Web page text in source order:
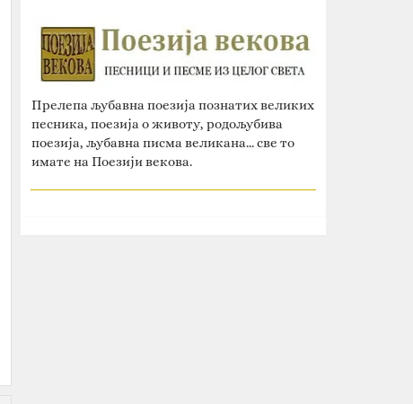
Прелепа љубавна поезија познатих великих
песника, поезија о животу, родољубива
поезија, љубавна писма великана... све то
имате на Поезији векова.